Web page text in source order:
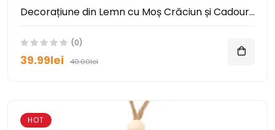
Decorațiune din Lemn cu Moș Crăciun și Cadouri Personalizabile
(0)
39.99lei 49.00lei
HOT